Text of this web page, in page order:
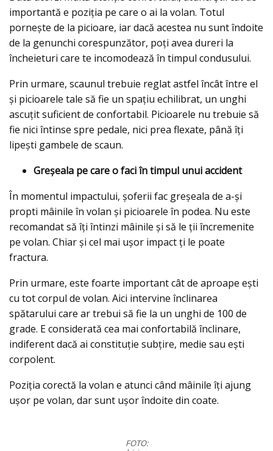
importantă e poziția pe care o ai la volan. Totul
pornește de la picioare, iar dacă acestea nu sunt îndoite
de la genunchi corespunzător, poți avea dureri la
încheieturi care te incomodează în timpul condusului.
Prin urmare, scaunul trebuie reglat astfel încât între el
și picioarele tale să fie un spațiu echilibrat, un unghi
ascuțit suficient de confortabil. Picioarele nu trebuie să
fie nici întinse spre pedale, nici prea flexate, până îți
lipești gambele de scaun.
Greșeala pe care o faci în timpul unui accident
În momentul impactului, șoferii fac greșeala de a-și
propti mâinile în volan și picioarele în podea. Nu este
recomandat să îți întinzi mâinile și să le ții încremenite
pe volan. Chiar și cel mai ușor impact ți le poate
fractura.
Prin urmare, este foarte important cât de aproape ești
cu tot corpul de volan. Aici intervine înclinarea
spătarului care ar trebui să fie la un unghi de 100 de
grade. E considerată cea mai confortabilă înclinare,
indiferent dacă ai constituție subțire, medie sau ești
corpolent.
Poziția corectă la volan e atunci când mâinile îți ajung
ușor pe volan, dar sunt ușor îndoite din coate.
FOTO: